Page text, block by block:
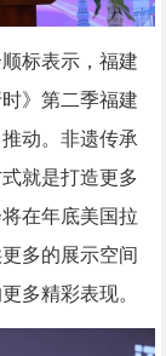
标表示，福建
》第二季福建
动。非遗传承
就是打造更多
在年底美国拉
多的展示空间
多精彩表现。